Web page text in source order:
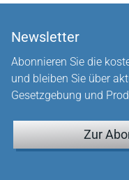
Newsletter
Abonnieren Sie die
und bleiben Sie über
Gesetzgebung und
Zur